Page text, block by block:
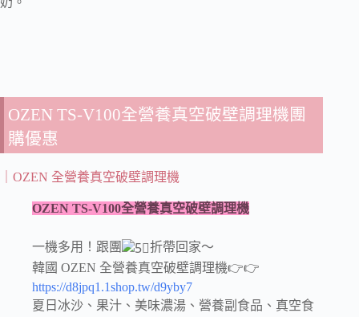
OZEN TS-V100全營養真空破壁調理機團
購優惠
｜OZEN 全營養真空破壁調理機
OZEN TS-V100全營養真空破壁調理機
一機多用！跟團
折帶回家～
韓國 OZEN 全營養真空破壁調理機👉👉
https://d8jpq1.1shop.tw/d9yby7
夏日冰沙、果汁、美味濃湯、營養副食品、真空食